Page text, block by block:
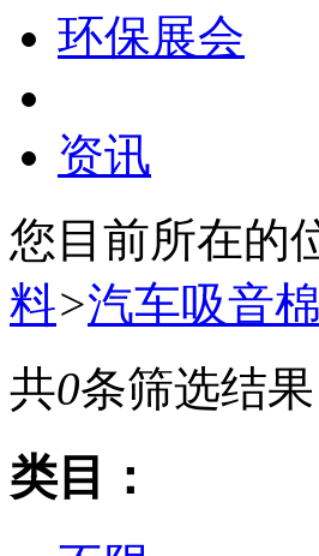
环保展会
资讯
您目前所在的
料>汽车吸音棉
共0条筛选结果
类目：